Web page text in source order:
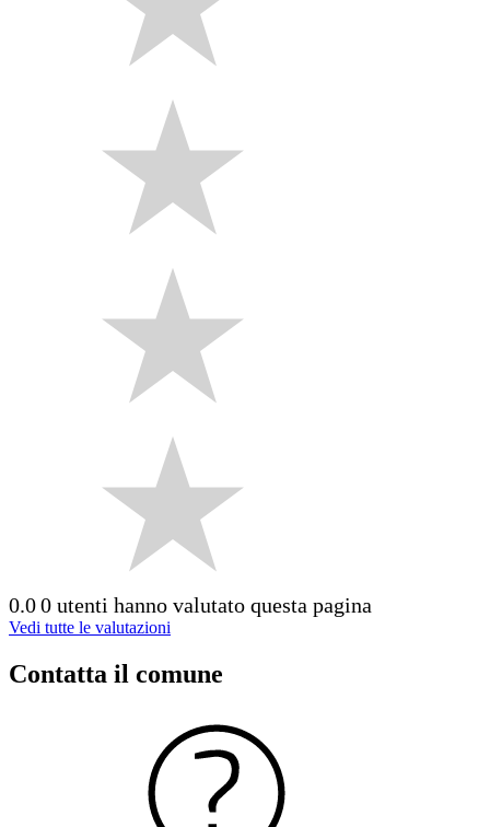
0.00 utenti hanno valutato questa pagina
Vedi tutte le valutazioni
Contatta il comune